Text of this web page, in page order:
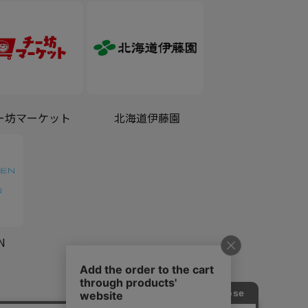
坊マーケット 北海道伊藤園